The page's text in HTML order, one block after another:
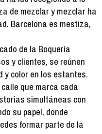
de mezclar y mezclar ha
Barcelona es mestiza,
de la Boquería
y clientes, se reúnen
y color en los estantes.
que marca cada
simultáneas con
su papel, donde
formar parte de la